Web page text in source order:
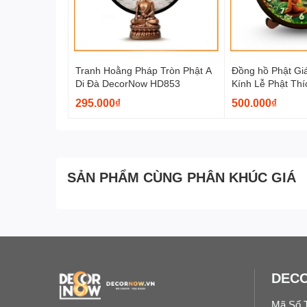
✅ DecorNow mở rộng chính sách dành cho đại lý với
✅ Hỗ trợ hướng dẫn giải pháp kinh doanh, quảng cáo
✅ Thiết kế theo yêu cầu, đẩy đơn gần khu vực đại lý,
✅ Nhắn tin để được tư vấn trực tiếp với Trưởng Phòng
- Sử dụng dòng điện 12V. Độ sáng cao tạo nên điểm
việc phù hợp nhất:
33x24
Tranh Hoằng Pháp Tròn Phật A
Di Đà DecorNow HD853
295.000₫
Đồng hồ Phật
Kính Lễ Phật
DecorNow DH01
500.000₫
SẢN PHẨM CÙNG PHÂN KHÚC GIÁ
Mã Số